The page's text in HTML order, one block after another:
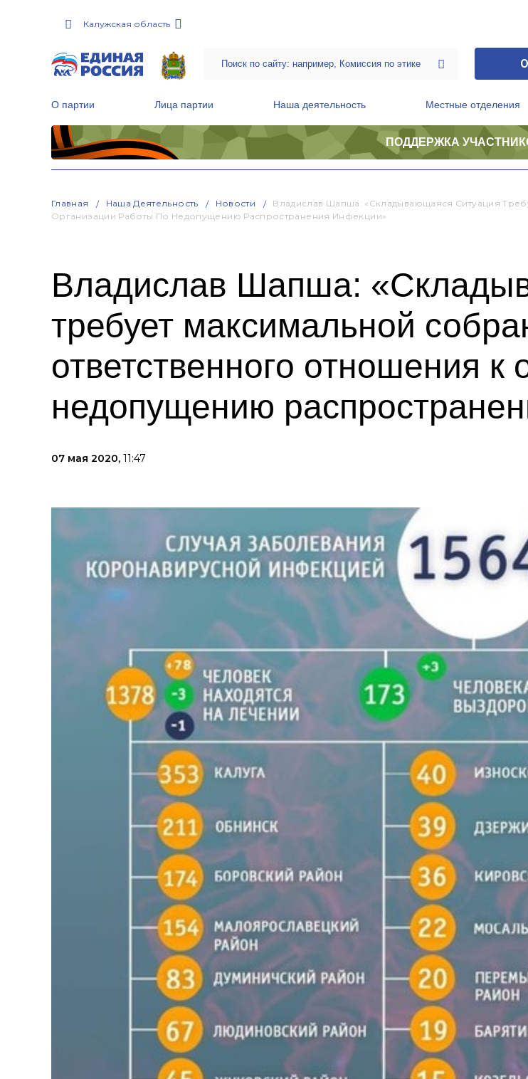
Калужская область
О партии Лица партии Наша деятельность Местные отделения
ПОДДЕРЖКА
Главная Наша Деятельность Новости
Владислав Шапша: «Складывающаяся Ситуация
Организации Работы По Недопущению Распространения Инфекции»
Владислав Шапша:
требует максимальной
ответственного отношения к
недопущению
07 мая 2020, 11:47